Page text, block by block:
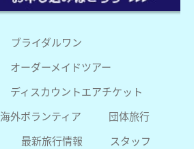
ブライダルワン
オーダーメイドツアー
ディスカウントエアチケット
海外ボランティア
団体旅行
最新旅行情報
スタッフ